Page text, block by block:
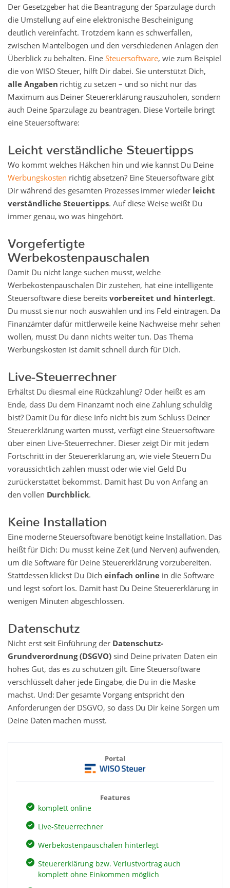
Der Gesetzgeber hat die Beantragung der Sparzulage durch
die Umstellung auf eine elektronische Bescheinigung
deutlich vereinfacht. Trotzdem kann es schwerfallen,
zwischen Mantelbogen und den verschiedenen Anlagen den
Überblick zu behalten. Eine Steuersoftware, wie zum Beispiel
die von WISO Steuer, hilft Dir dabei. Sie unterstützt Dich,
alle Angaben richtig zu setzen – und so nicht nur das
Maximum aus Deiner Steuererklärung rauszuholen, sondern
auch Deine Sparzulage zu beantragen. Diese Vorteile bringt
eine Steuersoftware:
Leicht verständliche Steuertipps
Wo kommt welches Häkchen hin und wie kannst Du Deine
Werbungskosten richtig absetzen? Eine Steuersoftware gibt
Dir während des gesamten Prozesses immer wieder leicht
verständliche Steuertipps. Auf diese Weise weißt Du
immer genau, wo was hingehört.
Vorgefertigte
Werbekostenpauschalen
Damit Du nicht lange suchen musst, welche
Werbekostenpauschalen Dir zustehen, hat eine intelligente
Steuersoftware diese bereits vorbereitet und hinterlegt.
Du musst sie nur noch auswählen und ins Feld eintragen. Da
Finanzämter dafür mittlerweile keine Nachweise mehr sehen
wollen, musst Du dann nichts weiter tun. Das Thema
Werbungskosten ist damit schnell durch für Dich.
Live-Steuerrechner
Erhältst Du diesmal eine Rückzahlung? Oder heißt es am
Ende, dass Du dem Finanzamt noch eine Zahlung schuldig
bist? Damit Du für diese Info nicht bis zum Schluss Deiner
Steuererklärung warten musst, verfügt eine Steuersoftware
über einen Live-Steuerrechner. Dieser zeigt Dir mit jedem
Fortschritt in der Steuererklärung an, wie viele Steuern Du
voraussichtlich zahlen musst oder wie viel Geld Du
zurückerstattet bekommst. Damit hast Du von Anfang an
den vollen Durchblick.
Keine Installation
Eine moderne Steuersoftware benötigt keine Installation. Das
heißt für Dich: Du musst keine Zeit (und Nerven) aufwenden,
um die Software für Deine Steuererklärung vorzubereiten.
Stattdessen klickst Du Dich einfach online in die Software
und legst sofort los. Damit hast Du Deine Steuererklärung in
wenigen Minuten abgeschlossen.
Datenschutz
Nicht erst seit Einführung der Datenschutz-
Grundverordnung (DSGVO)sind Deine privaten Daten ein
hohes Gut, das es zu schützen gilt. Eine Steuersoftware
verschlüsselt daher jede Eingabe, die Du in die Maske
machst. Und: Der gesamte Vorgang entspricht den
Anforderungen der DSGVO, so dass Du Dir keine Sorgen um
Deine Daten machen musst.
Portal
Features
komplett online
Live-Steuerrechner
Werbekostenpauschalen hinterlegt
Steuererklärung bzw. Verlustvortrag auch
komplett ohne Einkommen möglich